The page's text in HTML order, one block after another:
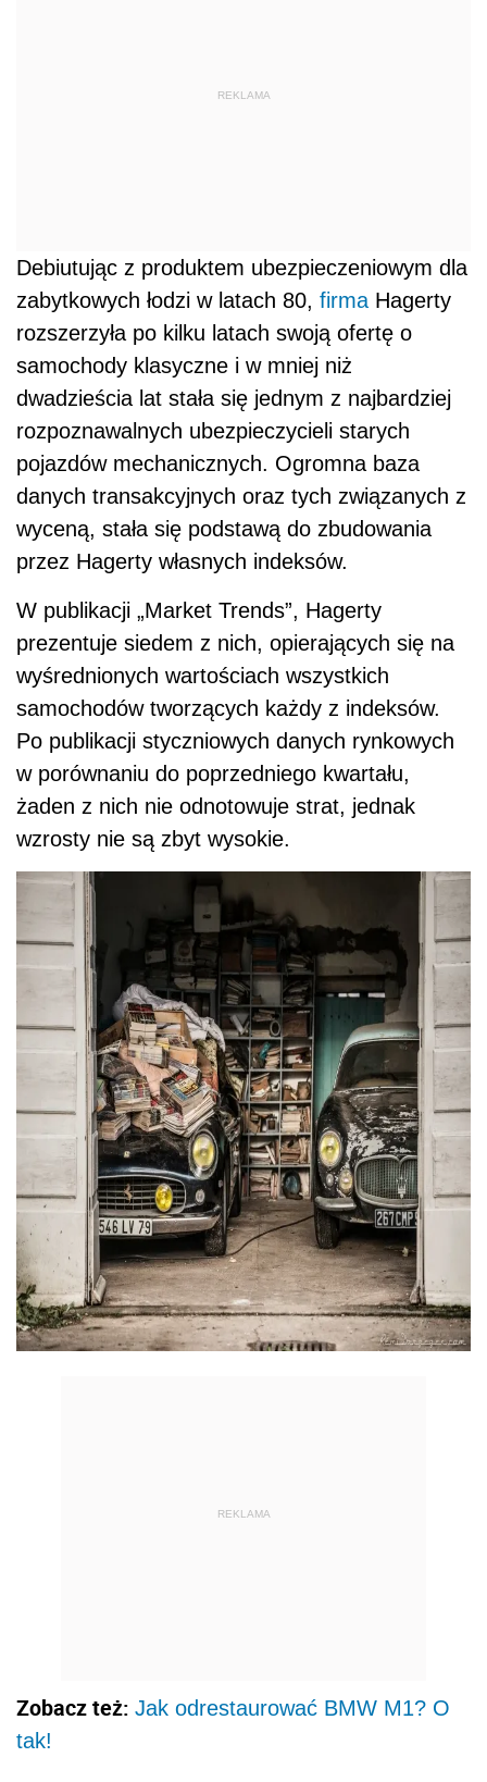
REKLAMA
Debiutując z produktem ubezpieczeniowym dla
zabytkowych łodzi w latach 80, firma Hagerty
rozszerzyła po kilku latach swoją ofertę o
samochody klasyczne i w mniej niż
dwadzieścia lat stała się jednym z najbardziej
rozpoznawalnych ubezpieczycieli starych
pojazdów mechanicznych. Ogromna baza
danych transakcyjnych oraz tych związanych z
wyceną, stała się podstawą do zbudowania
przez Hagerty własnych indeksów.
W publikacji „Market Trends”, Hagerty
prezentuje siedem z nich, opierających się na
wyśrednionych wartościach wszystkich
samochodów tworzących każdy z indeksów.
Po publikacji styczniowych danych rynkowych
w porównaniu do poprzedniego kwartału,
żaden z nich nie odnotowuje strat, jednak
wzrosty nie są zbyt wysokie.
REKLAMA
Zobacz też: Jak odrestaurować BMW M1? O
tak!